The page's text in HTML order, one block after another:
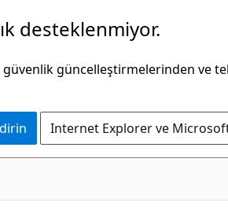
desteklenmiyor.
güvenlik güncelleştirmelerinden ve
Internet Explorer ve